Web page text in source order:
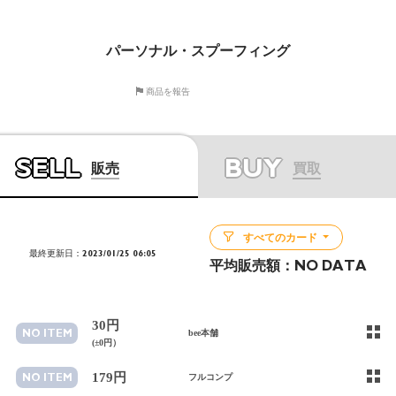
パーソナル・スプーフィング
商品を報告
SELL 販売 BUY 買取
最終更新日：2023/01/25 06:05
すべてのカード
平均販売額： NO DATA
NO ITEM
30円
(±0円）
bee本舗
NO ITEM 179円 フルコンプ